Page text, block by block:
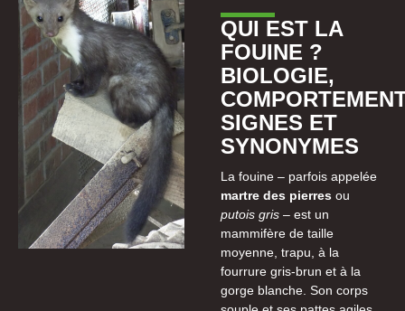
QUI EST LA
FOUINE ?
BIOLOGIE,
SIGNES ET
SYNONYMES
La fouine – parfois appelée
martre des pierres ou
putois gris – est un
mammifère de taille
moyenne, trapu, à la
fourrure gris-brun et à la
gorge blanche. Son corps